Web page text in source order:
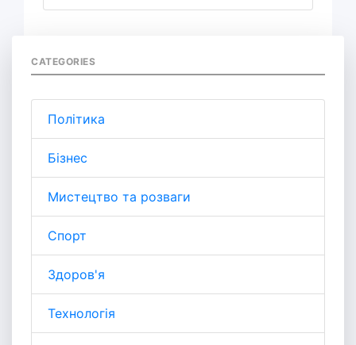
CATEGORIES
Політика
Бізнес
Мистецтво та розваги
Спорт
Здоров'я
Технологія